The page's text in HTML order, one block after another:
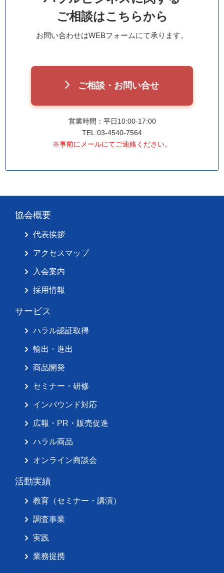
ご相談はこちらから
お問い合わせはWEBフォームにて承ります。
ご相談・お問い合せ
営業時間：平日10:00-17:00
TEL:03-4540-7564
※事前にメールにてご連絡ください。
協会概要
代表挨拶
アクセスマップ
入会案内
採用情報
サービス
ハラル認証取得
輸出・進出
商品開発
セミナー・研修
インバウンド対応
広報・PR・販売促進
ハラル商品
オンライン商談会
活動実績
教育（セミナー・講演）
調査事業
実践
業務提携